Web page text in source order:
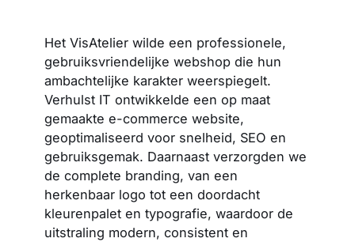
Het VisAtelier wilde een professionele,
gebruiksvriendelijke webshop die hun
ambachtelijke karakter weerspiegelt.
Verhulst IT ontwikkelde een op maat
gemaakte e-commerce website,
geoptimaliseerd voor snelheid, SEO en
gebruiksgemak. Daarnaast verzorgden we
de complete branding, van een
herkenbaar logo tot een doordacht
kleurenpalet en typografie, waardoor de
uitstraling modern, consistent en